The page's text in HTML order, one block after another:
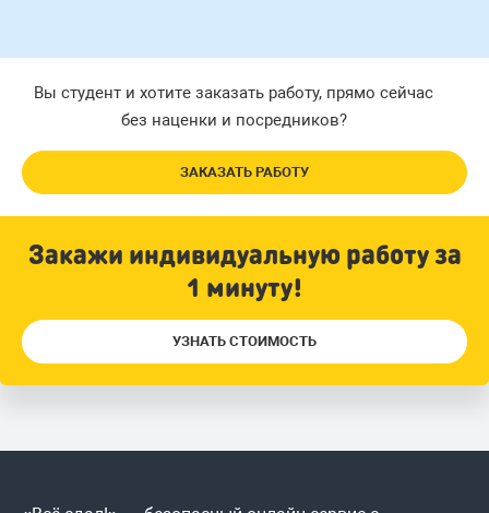
Вы студент и хотите заказать работу, прямо сейчас
без наценки и посредников?
ЗАКАЗАТЬ РАБОТУ
Закажи индивидуальную работу за
1 минуту!
УЗНАТЬ СТОИМОСТЬ